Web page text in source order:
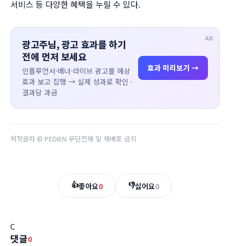
서비스 등 다양한 혜택을 누릴 수 있다.
AD
광고주님, 광고 효과를 하기
전에 먼저 보세요
인플루언서·배너·라이브 광고를 예상
효과 보고 집행 → 실제 성과로 확인 ·
결과당 과금
효과 미리보기 →
저작권자 © PEDIEN 무단전재 및 재배포 금지
👍좋아요0 👎싫어요0
C
댓글0